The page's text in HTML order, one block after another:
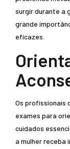
surgir durante a
grande
eficazes.
Os profissionais
exames para
cuidados
a mulher receba